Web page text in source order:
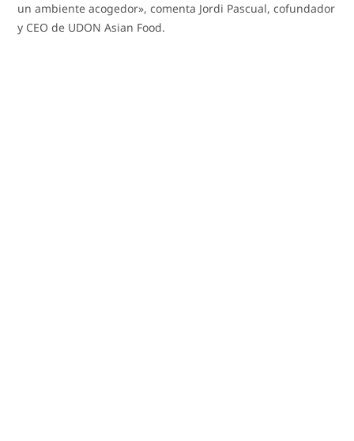
un ambiente acogedor», comenta Jordi Pascual, cofundador
y CEO de UDON Asian Food.